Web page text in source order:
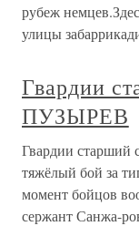
рубеж
улицы
Гвардии
ПУЗЫРЕВ
Гвардии
тяжёлый бой за
момент бойцов
сержант Санжа-